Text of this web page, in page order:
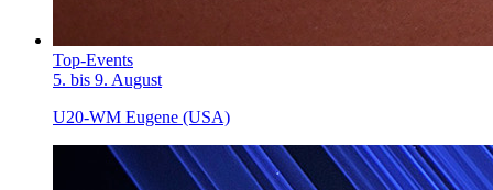
Top-Events
5. bis 9. August
U20-WM Eugene (USA)